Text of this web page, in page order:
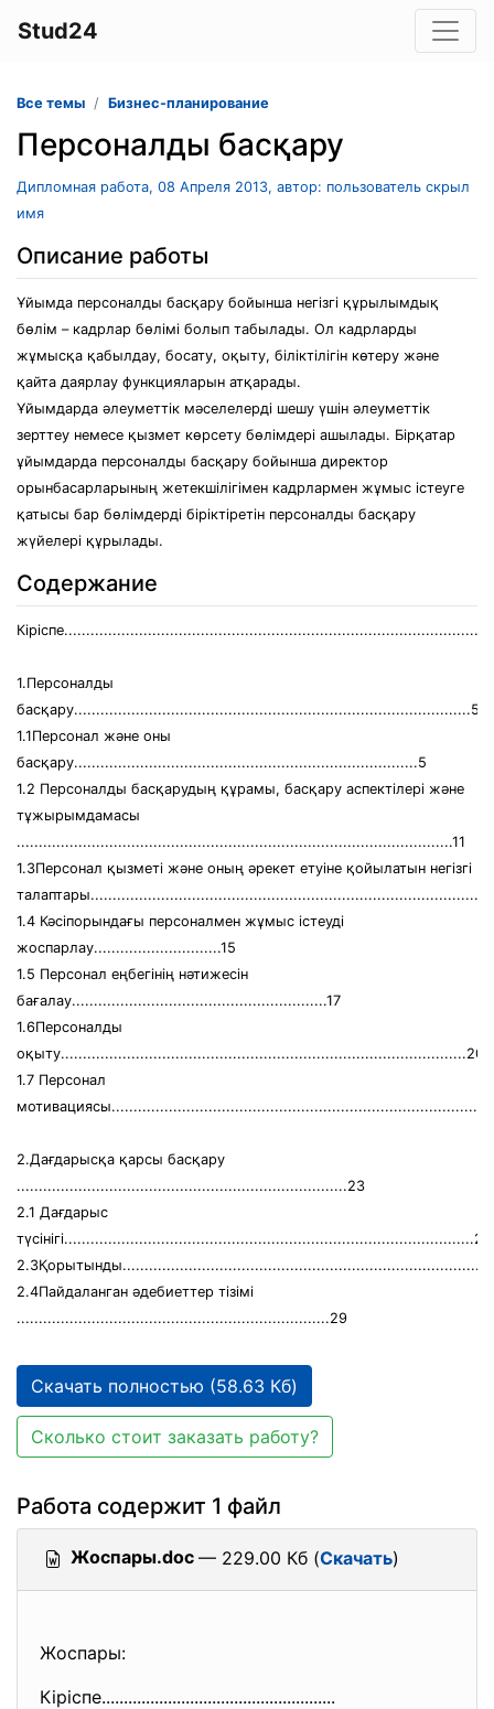
Stud24
Все темы Бизнес-планирование
Персоналды басқару
Дипломная работа, 08 Апреля 2013, автор: пользователь скрыл
имя
Описание работы
Ұйымда персоналды басқару бойынша негізгі құрылымдық
бөлім – кадрлар бөлімі болып табылады. Ол кадрларды
жұмысқа қабылдау, босату, оқыту, біліктілігін көтеру және
қайта даярлау функцияларын атқарады.
Ұйымдарда әлеуметтік мәселелерді шешу үшін әлеуметтік
зерттеу немесе қызмет көрсету бөлімдері ашылады. Бірқатар
ұйымдарда персоналды басқару бойынша директор
орынбасарларының жетекшілігімен кадрлармен жұмыс істеуге
қатысы бар бөлімдерді біріктіретін персоналды басқару
жүйелері құрылады.
Содержание
1.Персоналды
басқару..........................................................................................5
1.1Персонал және оны
басқару..............................................................................5
1.2 Персоналды басқарудың құрамы, басқару аспектілері және
тұжырымдамасы
...................................................................................................11
1.3Персонал қызметі және оның әрекет етуіне қойылатын негізгі
1.4 Кәсіпорындағы персоналмен жұмыс істеуді
жоспарлау.............................15
1.5 Персонал еңбегінің нәтижесін
бағалау..........................................................17
1.6Персоналды
оқыту............................................................................................20
1.7 Персонал
мотивациясы...................................................................................21
2.Дағдарысқа қарсы басқару
...........................................................................23
2.1 Дағдарыс
түсінігі.............................................................................................23
2.4Пайдаланган әдебиеттер тізімі
.......................................................................29
Скачать полностью (58.63 Кб)
Сколько стоит заказать работу?
Работа содержит 1 файл
Жоспары.doc — 229.00 Кб (Скачать)
Жоспары:
Кіріспе.....................................................